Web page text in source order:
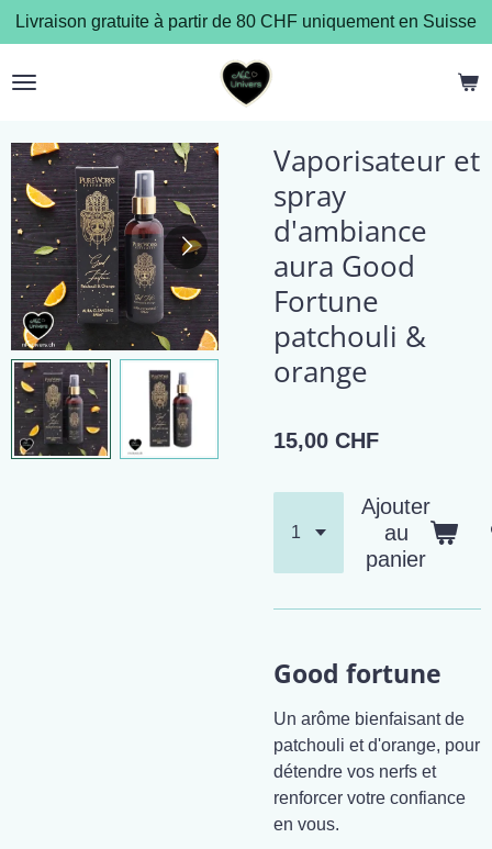
Passer
au
contenu
Livraison gratuite à partir de 80 CHF uniquement en Suisse
Vaporisateur et
spray
d'ambiance
aura Good
Fortune
patchouli &
orange
15,00 CHF
Ajouter
au
panier
Good fortune
Un arôme bienfaisant de
patchouli et d'orange, pour
détendre vos nerfs et
renforcer votre confiance
en vous.